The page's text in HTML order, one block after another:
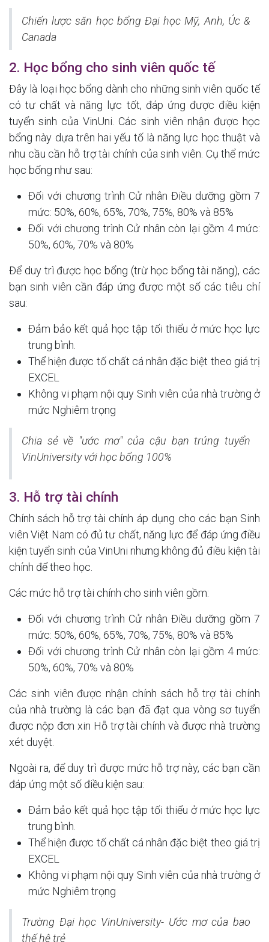
Chiến lược săn học bổng Đại học Mỹ, Anh, Úc &
Canada
2. Học bổng cho sinh viên quốc tế
Đây là loại học bổng dành cho những sinh viên quốc tế
có tư chất và năng lực tốt, đáp ứng được điều kiện
tuyển sinh của VinUni. Các sinh viên nhận được học
bổng này dựa trên hai yếu tố là năng lực học thuật và
nhu cầu cần hỗ trợ tài chính của sinh viên. Cụ thể mức
học bổng như sau:
Đối với chương trình Cử nhân Điều dưỡng gồm 7
mức: 50%, 60%, 65%, 70%, 75%, 80% và 85%
Đối với chương trình Cử nhân còn lại gồm 4 mức:
50%, 60%, 70% và 80%
Để duy trì được học bổng (trừ học bổng tài năng), các
bạn sinh viên cần đáp ứng được một số các tiêu chí
sau:
Đảm bảo kết quả học tập tối thiểu ở mức học lực
trung bình.
Thể hiện được tố chất cá nhân đặc biệt theo giá trị
EXCEL
Không vi phạm nội quy Sinh viên của nhà trường ở
mức Nghiêm trọng
Chia sẻ về "ước mơ" của cậu bạn trúng tuyển
VinUniversity với học bổng 100%
3. Hỗ trợ tài chính
Chính sách hỗ trợ tài chính áp dụng cho các bạn Sinh
viên Việt Nam có đủ tư chất, năng lực để đáp ứng điều
kiện tuyển sinh của VinUni nhưng không đủ điều kiện tài
chính để theo học.
Các mức hỗ trợ tài chính cho sinh viên gồm:
Đối với chương trình Cử nhân Điều dưỡng gồm 7
mức: 50%, 60%, 65%, 70%, 75%, 80% và 85%
Đối với chương trình Cử nhân còn lại gồm 4 mức:
50%, 60%, 70% và 80%
Các sinh viên được nhận chính sách hỗ trợ tài chính
của nhà trường là các bạn đã đạt qua vòng sơ tuyển
được nộp đơn xin Hỗ trợ tài chính và được nhà trường
xét duyệt.
Ngoài ra, để duy trì được mức hỗ trợ này, các bạn cần
đáp ứng một số điều kiện sau:
Đảm bảo kết quả học tập tối thiểu ở mức học lực
trung bình.
Thể hiện được tố chất cá nhân đặc biệt theo giá trị
EXCEL
Không vi phạm nội quy Sinh viên của nhà trường ở
mức Nghiêm trọng
Trường Đại học VinUniversity- Ước mơ của bao
thế hệ trẻ